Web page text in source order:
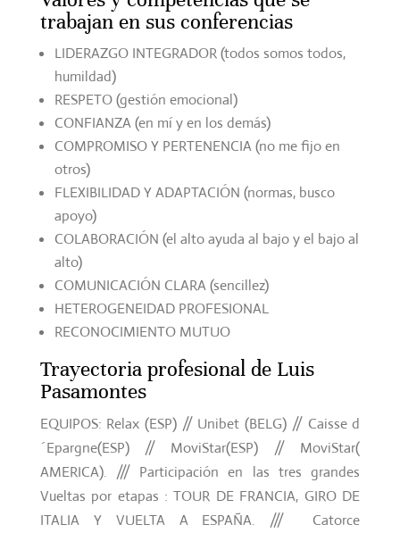
trabajan en sus conferencias
LIDERAZGO INTEGRADOR (todos somos todos,
humildad)
RESPETO (gestión emocional)
CONFIANZA (en mí y en los demás)
COMPROMISO Y PERTENENCIA (no me fijo en
otros)
FLEXIBILIDAD Y ADAPTACIÓN (normas, busco
apoyo)
COLABORACIÓN (el alto ayuda al bajo y el bajo al
alto)
COMUNICACIÓN CLARA (sencillez)
HETEROGENEIDAD PROFESIONAL
RECONOCIMIENTO MUTUO
Trayectoria profesional de Luis
Pasamontes
EQUIPOS: Relax (ESP) // Unibet (BELG) // Caisse d
´Epargne(ESP) // MoviStar(ESP) // MoviStar(
AMERICA). /// Participación en las tres grandes
Vueltas por etapas : TOUR DE FRANCIA, GIRO DE
ITALIA Y VUELTA A ESPAÑA. /// Catorce